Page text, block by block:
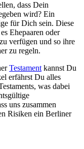
dass Dein
wird? Ein
für Dich sein. Diese
Ehepaaren oder
verfügen und so ihre
zu regeln.
Testament kannst Du
erfährst Du alles
was dabei
uns zusammen
Risiken ein Berliner